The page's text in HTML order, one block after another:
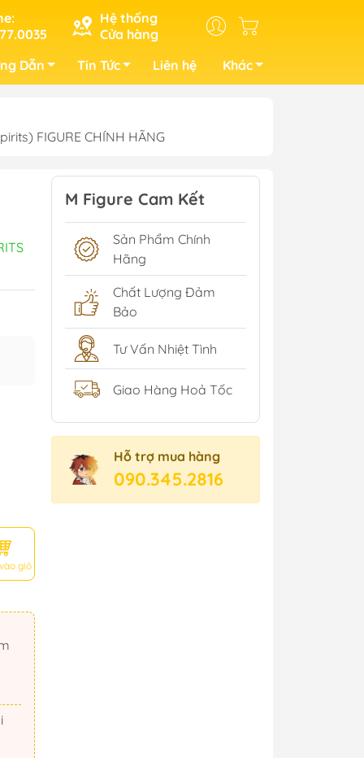
Hệ thống
Cửa hàng
Dẫn Tin Tức Liên hệ Khác
FIGURE CHÍNH HÃNG
giỏ
M Figure Cam Kết
Sản Phẩm Chính
Hãng
Chất Lượng Đảm
Bảo
Tư Vấn Nhiệt Tình
Giao Hàng Hoả Tốc
Hỗ trợ mua hàng
090.345.2816